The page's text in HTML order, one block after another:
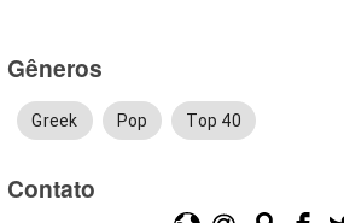
Gêneros
Greek Pop Top 40
Contato